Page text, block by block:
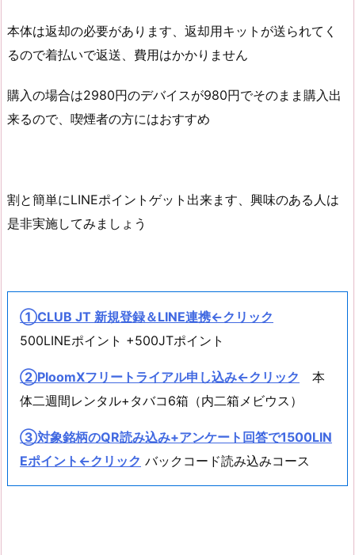
本体は返却の必要があります、返却用キットが送られてく
るので着払いで返送、費用はかかりません
購入の場合は2980円のデバイスが980円でそのまま購入出
来るので、喫煙者の方にはおすすめ
割と簡単にLINEポイントゲット出来ます、興味のある人は
是非実施してみましょう
①CLUB JT 新規登録＆LINE連携←クリック
500LINEポイント +500JTポイント
②PloomXフリートライアル申し込み←クリック 本
体二週間レンタル+タバコ6箱（内二箱メビウス）
③対象銘柄のQR読み込み+アンケート回答で1500LIN
Eポイント←クリック バックコード読み込みコース